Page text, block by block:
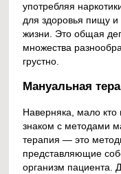
употребляя
для здоровья пищу и
жизни. Это общая
множества
грустно.
Мануальная
Наверняка, мало кто
знаком с методами
терапия — это
представляющие
организм пациента.